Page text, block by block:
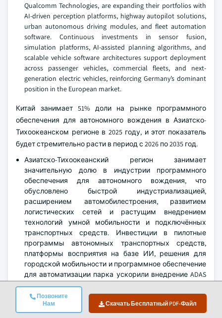
Позвоните
Нам
Скачать Бесплатный PDF-Файл
Qualcomm Technologies, are expanding their portfolios with
AI-driven perception platforms, highway autopilot solutions,
urban autonomous driving modules, and fleet automation
software. Continuous investments in sensor fusion,
simulation platforms, AI-assisted planning algorithms, and
scalable vehicle software architectures support deployment
across passenger vehicles, commercial fleets, and next-
generation electric vehicles, reinforcing Germany’s dominant
position in the European market.
Китай занимает 51% доли на рынке программного
обеспечения для автономного вождения в Азиатско-
Тихоокеанском регионе в 2025 году, и этот показатель
будет стремительно расти в период с 2026 по 2035 год.
Азиатско-Тихоокеанский регион занимает
значительную долю в индустрии программного
обеспечения для автономного вождения, что
обусловлено быстрой индустриализацией,
расширением автомобилестроения, развитием
логистических сетей и растущим внедрением
технологий умной мобильности и подключённых
транспортных средств. Инвестиции в пилотные
программы автономных транспортных средств,
платформы восприятия на базе ИИ, решения для
городской мобильности и программное обеспечение
для автоматизации парка ускорили внедрение ADAS
уровня 2–4, программ для шофёров, систем
внутреннего сенсора и платформ мониторинга.
Производители оригинального оборудования (OEM),
поставщики Tier-1 и интеграторы технологий в